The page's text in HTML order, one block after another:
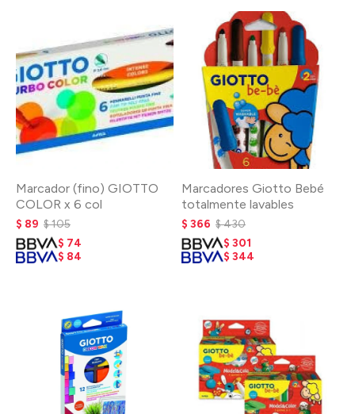
Marcador (fino) GIOTTO
COLOR x 6 col
$ 89 $105
$ 74
$ 84
Marcadores Giotto Bebé
totalmente lavables
$ 366 $430
$ 301
$ 344